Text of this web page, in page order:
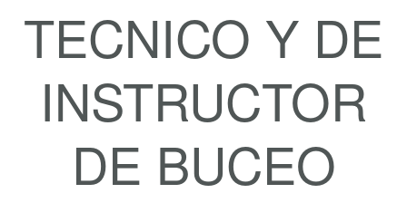
TECNICO Y DE
INSTRUCTOR
DE BUCEO